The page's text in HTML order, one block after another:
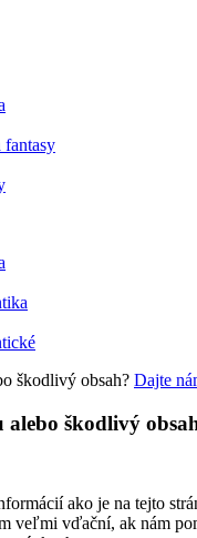
fantasy
škodlivý obsah? Dajte
škodlivý
ako je na tejto
veľmi vďační, ak nám